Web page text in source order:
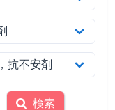
検索